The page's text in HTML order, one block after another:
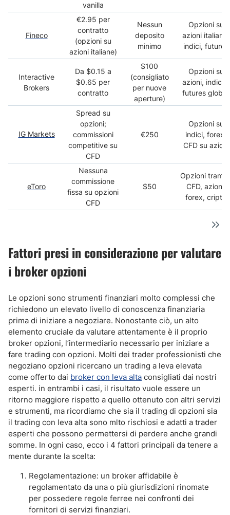
vanilla
Fineco
€2.95 per
contratto
(opzioni su
azioni italiane)
Nessun
deposito
minimo
Opzioni su
azioni italiane,
indici, futures
Interactive
Brokers
Da $0.15 a
$0.65 per
contratto
$100
(consigliato
per nuove
aperture)
Opzioni su
azioni, indici e
futures globali
IG Markets
Spread su
opzioni;
commissioni
competitive su
CFD
€250
Opzioni su
indici, forex,
CFD su azioni
eToro
Nessuna
commissione
fissa su opzioni
CFD
$50
Opzioni
CFD, azioni,
forex, cripto
Fattori presi in considerazione per valutare
i broker opzioni
Le opzioni sono strumenti finanziari molto complessi che
richiedono un elevato livello di conoscenza finanziaria
prima di iniziare a negoziare. Nonostante ciò, un alto
elemento cruciale da valutare attentamente è il proprio
broker opzioni, l’intermediario necessario per iniziare a
fare trading con opzioni. Molti dei trader professionisti che
negoziano opzioni ricercano un trading a leva elevata
come offerto dai broker con leva alta consigliati dai nostri
esperti. in entrambi i casi, il risultato vuole essere un
ritorno maggiore rispetto a quello ottenuto con altri servizi
e strumenti, ma ricordiamo che sia il trading di opzioni sia
il trading con leva alta sono mlto rischiosi e adatti a trader
esperti che possono permettersi di perdere anche grandi
somme. In ogni caso, ecco i 4 fattori principali da tenere a
mente durante la scelta:
Regolamentazione: un broker affidabile è
regolamentato da una o più giurisdizioni rinomate
per possedere regole ferree nei confronti dei
fornitori di servizi finanziari.